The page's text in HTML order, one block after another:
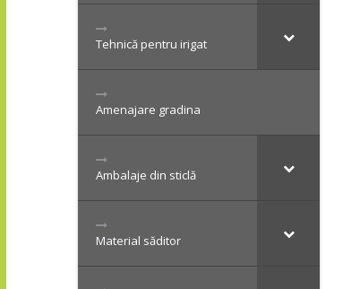
Tehnică pentru irigat
Amenajare gradina
Ambalaje din sticlă
Material săditor